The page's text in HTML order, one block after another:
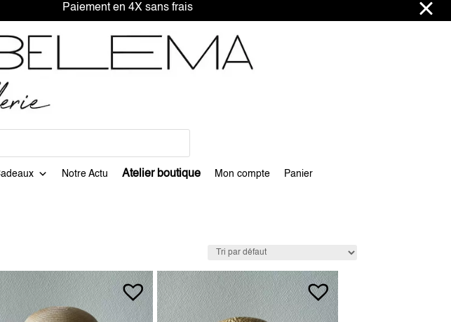
en 4X sans frais
Notre Actu Atelier boutique Mon compte Panier